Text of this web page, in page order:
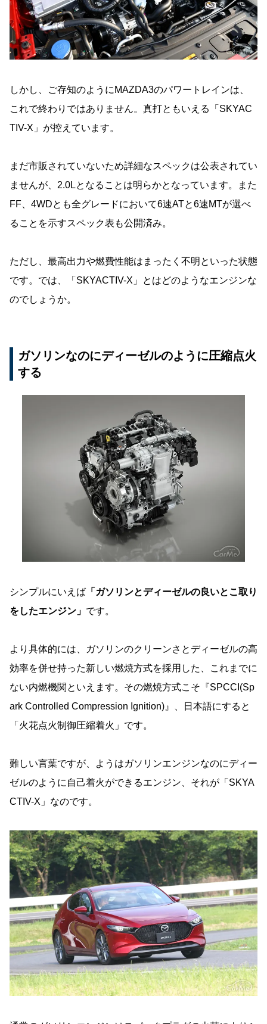
しかし、ご存知のようにMAZDA3のパワートレインは、
これで終わりではありません。真打ともいえる「SKYAC
TIV-X」が控えています。
まだ市販されていないため詳細なスペックは公表されてい
ませんが、2.0Lとなることは明らかとなっています。また
FF、4WDとも全グレードにおいて6速ATと6速MTが選べ
ることを示すスペック表も公開済み。
ただし、最高出力や燃費性能はまったく不明といった状態
です。では、「SKYACTIV-X」とはどのようなエンジンな
のでしょうか。
ガソリンなのにディーゼルのように圧縮点火
する
シンプルにいえば 「ガソリンとディーゼルの良いとこ取り
をしたエンジン」 です。
より具体的には、ガソリンのクリーンさとディーゼルの高
効率を併せ持った新しい燃焼方式を採用した、これまでに
ない内燃機関といえます。その燃焼方式こそ『SPCCI(Sp
ark Controlled Compression Ignition)』、日本語にすると
「火花点火制御圧縮着火」です。
難しい言葉ですが、ようはガソリンエンジンなのにディー
ゼルのように自己着火ができるエンジン、それが「SKYA
CTIV-X」なのです。